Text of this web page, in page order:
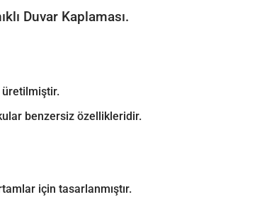
Duvar Kaplaması.
üretilmiştir.
benzersiz özellikleridir.
için tasarlanmıştır.